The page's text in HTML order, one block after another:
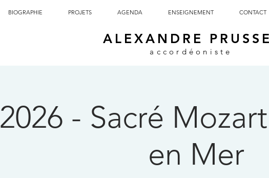
BIOGRAPHIE PROJETS AGENDA ENSEIGNEMENT CONTACT
ALEXANDRE PRUSSE
accordéoniste
2026 - Sacré
en Mer